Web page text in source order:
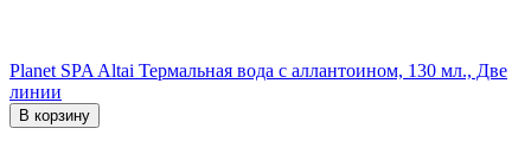
Planet SPA Altai Термальная вода с аллантоином, 130 мл., Две
линии
В корзину